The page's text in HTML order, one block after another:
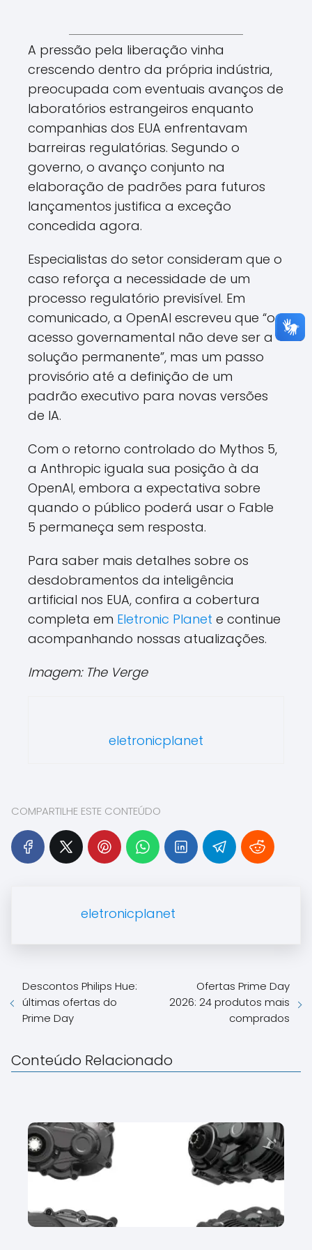
A pressão pela liberação vinha
crescendo dentro da própria indústria,
preocupada com eventuais avanços de
laboratórios estrangeiros enquanto
companhias dos EUA enfrentavam
barreiras regulatórias. Segundo o
governo, o avanço conjunto na
elaboração de padrões para futuros
lançamentos justifica a exceção
concedida agora.
Especialistas do setor consideram que o
caso reforça a necessidade de um
processo regulatório previsível. Em
comunicado, a OpenAI escreveu que “o
acesso governamental não deve ser a
solução permanente”, mas um passo
provisório até a definição de um
padrão executivo para novas versões
de IA.
Com o retorno controlado do Mythos 5,
a Anthropic iguala sua posição à da
OpenAI, embora a expectativa sobre
quando o público poderá usar o Fable
5 permaneça sem resposta.
Para saber mais detalhes sobre os
desdobramentos da inteligência
artificial nos EUA, confira a cobertura
completa em Eletronic Planet e continue
acompanhando nossas atualizações.
Imagem: The Verge
eletronicplanet
COMPARTILHE ESTE CONTEÚDO
eletronicplanet
Descontos Philips Hue:
últimas ofertas do
Prime Day
Ofertas Prime Day
2026: 24 produtos mais
comprados
Conteúdo Relacionado